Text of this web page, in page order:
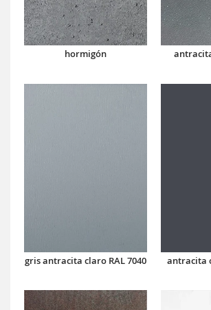
hormigón
gris antracita claro RAL 7040 antracita